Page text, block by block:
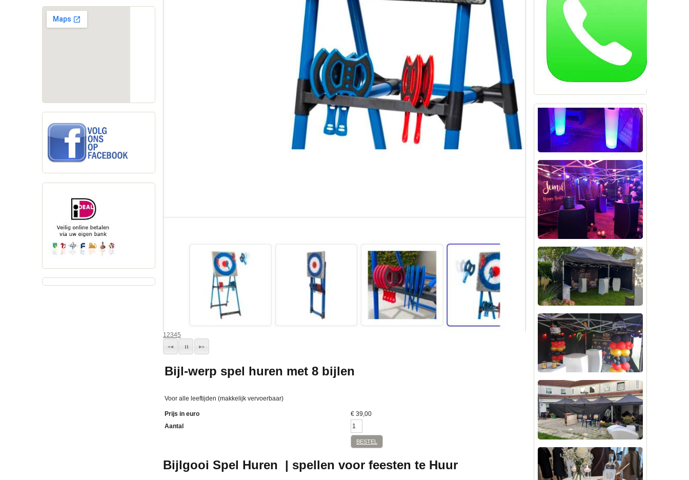
12345
Bijl-werp spel huren met 8 bijlen
Voor alle leeftijden (makkelijk vervoerbaar)
Prijs in euro € 39,00
Aantal
BESTEL
Bijlgooi Spel Huren | spellen voor feesten te Huur